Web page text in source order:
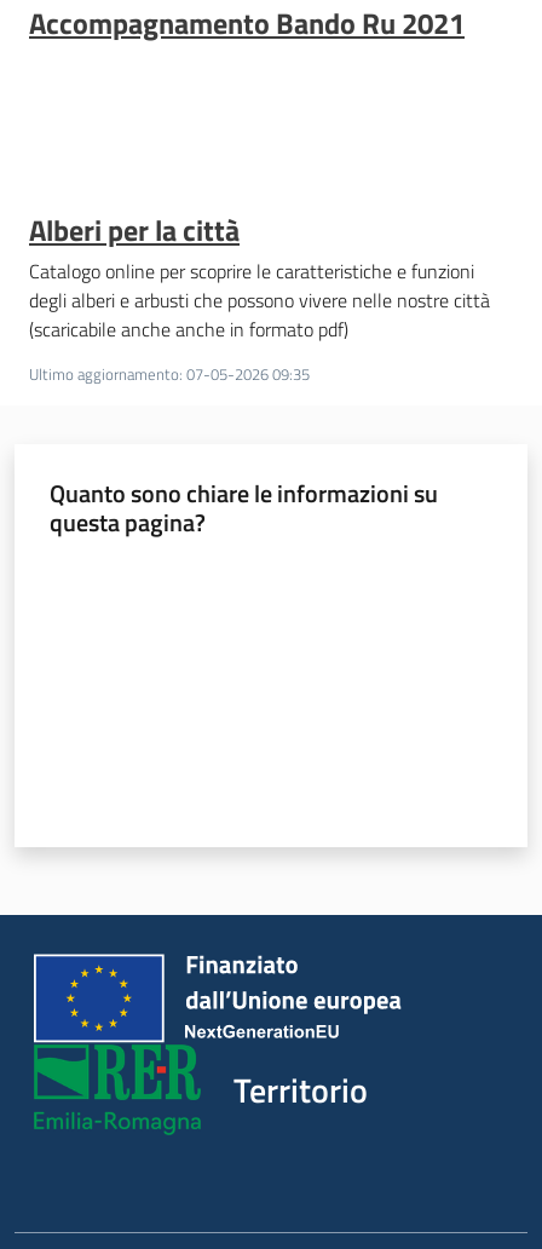
Accompagnamento Bando Ru 2021
Alberi per la città
Catalogo online per scoprire le caratteristiche e funzioni
degli alberi e arbusti che possono vivere nelle nostre città
(scaricabile anche anche in formato pdf)
Ultimo aggiornamento: 07-05-2026 09:35
Quanto sono chiare le informazioni su
questa pagina?
Territorio